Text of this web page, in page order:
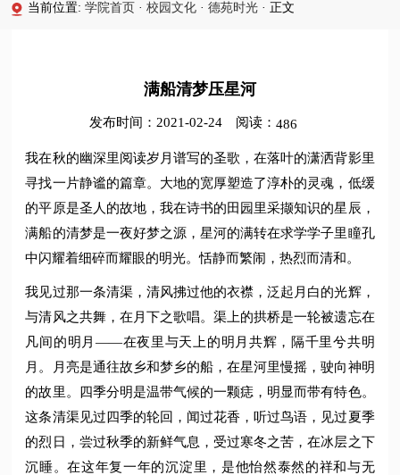
当前位置:学院首页 · 校园文化 · 德苑时光 · 正文
满船清梦压星河
发布时间：2021-02-24 阅读： 486
我在秋的幽深里阅读岁月谱写的圣歌，在落叶的潇洒背影里
寻找一片静谧的篇章。大地的宽厚塑造了淳朴的灵魂，低缓
的平原是圣人的故地，我在诗书的田园里采撷知识的星辰，
满船的清梦是一夜好梦之源，星河的满转在求学学子里瞳孔
中闪耀着细碎而耀眼的明光。恬静而繁闹，热烈而清和。
我见过那一条清渠，清风拂过他的衣襟，泛起月白的光辉，
与清风之共舞，在月下之歌唱。渠上的拱桥是一轮被遗忘在
凡间的明月——在夜里与天上的明月共辉，隔千里兮共明
月。月亮是通往故乡和梦乡的船，在星河里慢摇，驶向神明
的故里。四季分明是温带气候的一颗痣，明显而带有特色。
这条清渠见过四季的轮回，闻过花香，听过鸟语，见过夏季
的烈日，尝过秋季的新鲜气息，受过寒冬之苦，在冰层之下
沉睡。在这年复一年的沉淀里，是他怡然泰然的祥和与无